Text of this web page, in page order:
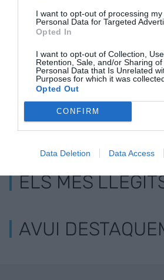
I want to opt-out of processing my
Personal Data for Targeted
Opted In
I want to opt-out of Collection, Use,
Retention, Sale, and/or Sharing of
Personal Data that Is Unrelated
Purposes for which it was
Opted Out
CONFIRM
Data Deletion Data Access
Barcelona per la
transició
energètica
millor
publicoprivada
Next Generation
ELS MÉS
AVUI